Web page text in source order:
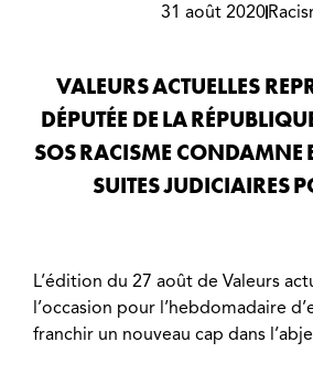
31 août 2020
VALEURS ACTUELLES
DÉPUTÉE DE LA
SOS RACISME CONDAMNE
SUITES JUDICIAIRES
L’édition du 27 août de Valeurs
l’occasion pour l’hebdomadaire
franchir un nouveau cap dans